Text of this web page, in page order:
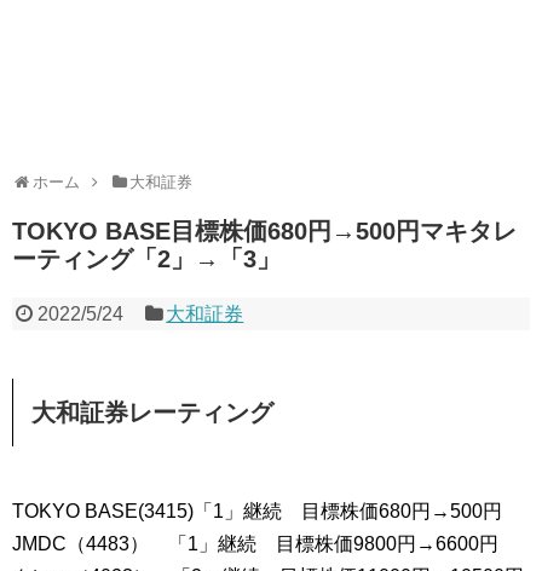
ホーム 大和証券
TOKYO BASE目標株価680円→500円マキタレ
ーティング「2」→「3」
2022/5/24 大和証券
大和証券レーティング
TOKYO BASE(3415)「1」継続 目標株価680円→500円
JMDC（4483） 「1」継続 目標株価9800円→6600円